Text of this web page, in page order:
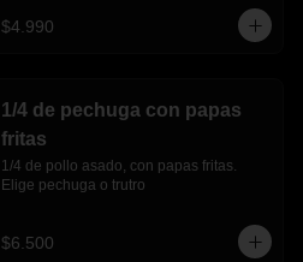
$4.990
1/4 de pechuga con papas
fritas
1/4 de pollo asado, con papas fritas.
Elige pechuga o trutro
$6.500